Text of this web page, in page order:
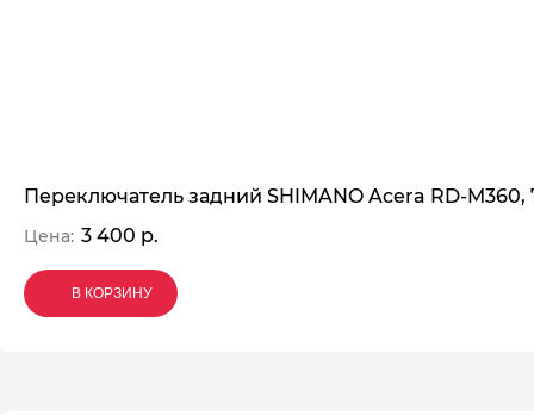
Переключатель задний SHIMANO Acera RD-M360,
Цена: 3 400 р.
В КОРЗИНУ
В КОРЗИНУ
В КОРЗИНУ